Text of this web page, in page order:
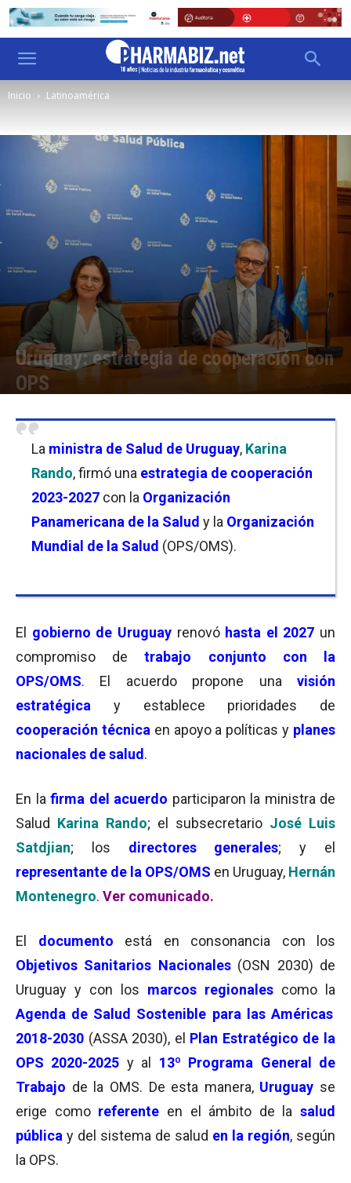
Inicio Latinoamérica
Uruguay: estrategia de cooperación con
OPS
La ministra de Salud de Uruguay, Karina
Rando, firmó una estrategia de cooperación
2023-2027 con la Organización
Panamericana de la Salud y la Organización
Mundial de la Salud (OPS/OMS).
El gobierno de Uruguayrenovó hasta el 2027 un
compromiso detrabajo conjunto con la
OPS/OMS. El acuerdo propone una visión
estratégica
y establece prioridades de
cooperación técnica en apoyo a políticas y planes
nacionales de salud .
En la firma del acuerdo participaron la ministra de
Salud Karina Rando; el subsecretario José Luis
Satdjian; los directores generales; y el
representante de la OPS/OMS en Uruguay, Hernán
Montenegro. Ver comunicado.
El documento está en consonancia con los
Objetivos Sanitarios Nacionales (OSN 2030) de
Uruguay y con los marcos regionales como la
Agenda de Salud Sostenible para las Américas
2018-2030 (ASSA 2030), el Plan Estratégico de la
OPS 2020-2025 y al 13º Programa General de
Trabajo de la OMS. De esta manera, Uruguay se
erige como referente en el ámbito de la salud
pública y del sistema de salud en la región, según
la OPS.